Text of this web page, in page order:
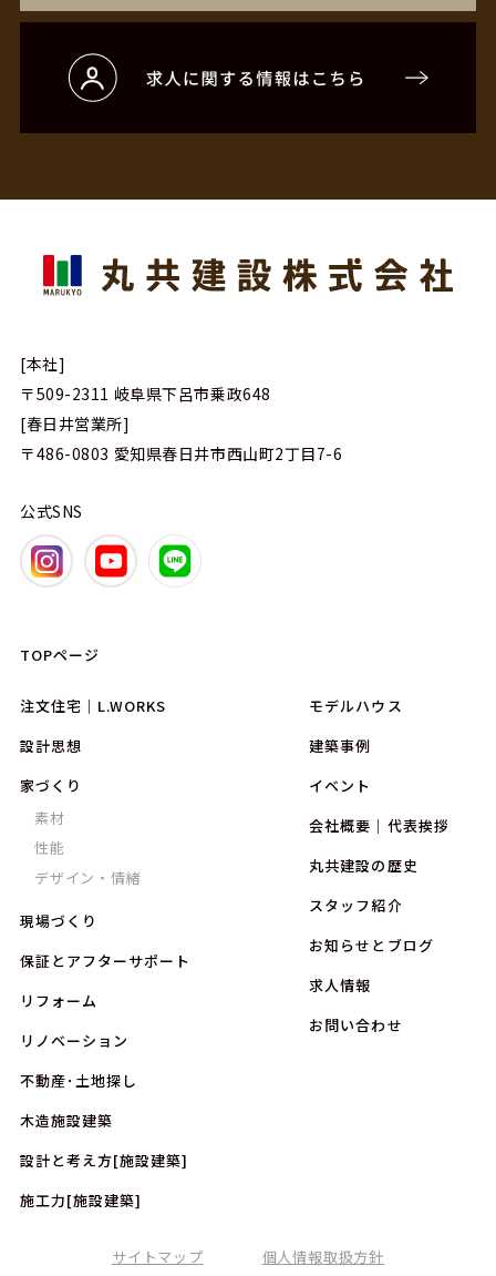
[本社]
〒509-2311 岐阜県下呂市乗政648
[春日井営業所]
〒486-0803 愛知県春日井市西山町2丁目7-6
公式SNS
TOPページ
注文住宅｜L.WORKS
設計思想
家づくり
素材
性能
デザイン・情緒
現場づくり
保証とアフターサポート
リフォーム
リノベーション
不動産･土地探し
木造施設建築
設計と考え方[施設建築]
施工力[施設建築]
モデルハウス
建築事例
イベント
会社概要｜代表挨拶
丸共建設の歴史
スタッフ紹介
お知らせとブログ
求人情報
お問い合わせ
サイトマップ 個人情報取扱方針